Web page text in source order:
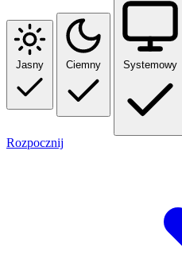
Jasny Ciemny Systemowy
Rozpocznij